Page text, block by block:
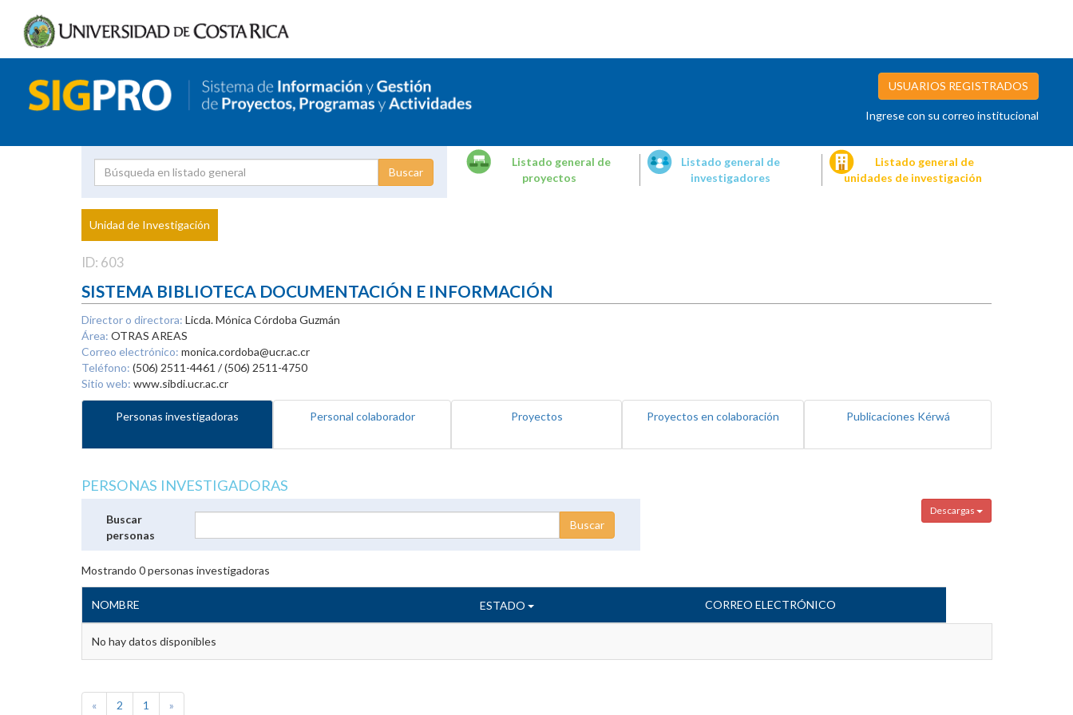
USUARIOS REGISTRADOS
Ingrese con su correo institucional
Proyecto
Investigador
Listado general de
proyectos
Listado general de
investigadores
Listado general de
unidades de investigación
Unidad de Investigación
ID: 603
SISTEMA BIBLIOTECA DOCUMENTACIÓN E INFORMACIÓN
Director o directora: Licda. Mónica Córdoba Guzmán
Área: OTRAS AREAS
Correo electrónico: monica.cordoba@ucr.ac.cr
Teléfono: (506) 2511-4461 / (506) 2511-4750
Sitio web: www.sibdi.ucr.ac.cr
Personas investigadoras Personal colaborador Proyectos Proyectos en colaboración Publicaciones Kérwá
PERSONAS INVESTIGADORAS
Descargas
Buscar
personas
Mostrando 0personas investigadoras
NOMBRE ESTADO CORREO ELECTRÓNICO
No hay datos disponibles
« 2 1 »